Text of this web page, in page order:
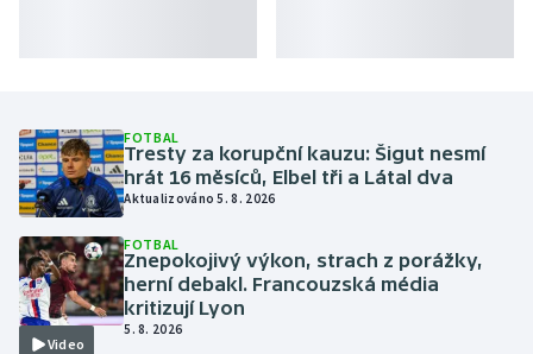
FOTBAL
Tresty za korupční kauzu: Šigut nesmí
hrát 16 měsíců, Elbel tři a Látal dva
Aktualizováno 5. 8. 2026
Video
FOTBAL
Znepokojivý výkon, strach z porážky,
herní debakl. Francouzská média
kritizují Lyon
5. 8. 2026